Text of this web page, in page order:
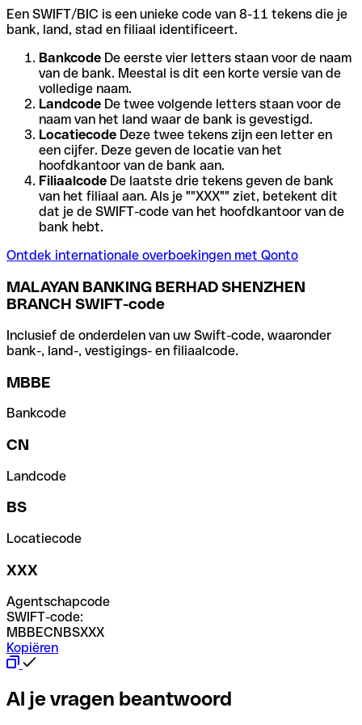
Een SWIFT/BIC is een unieke code van 8-11 tekens die je
bank, land, stad en filiaal identificeert.
Bankcode De eerste vier letters staan voor de naam
van de bank. Meestal is dit een korte versie van de
volledige naam.
Landcode De twee volgende letters staan voor de
naam van het land waar de bank is gevestigd.
Locatiecode Deze twee tekens zijn een letter en
een cijfer. Deze geven de locatie van het
hoofdkantoor van de bank aan.
Filiaalcode De laatste drie tekens geven de bank
van het filiaal aan. Als je ""XXX"" ziet, betekent dit
dat je de SWIFT-code van het hoofdkantoor van de
bank hebt.
Ontdek internationale overboekingen met Qonto
MALAYAN BANKING BERHAD SHENZHEN
BRANCH SWIFT-code
Inclusief de onderdelen van uw Swift-code, waaronder
bank-, land-, vestigings- en filiaalcode.
MBBE
Bankcode
CN
Landcode
BS
Locatiecode
XXX
Agentschapcode
SWIFT-code:
MBBECNBSXXX
Kopiëren
Al je vragen beantwoord